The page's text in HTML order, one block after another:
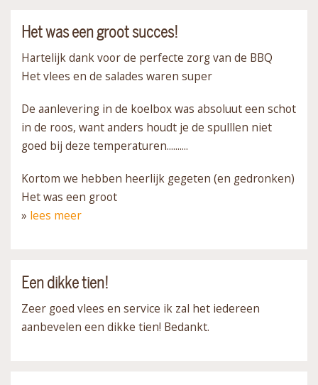
Het was een groot succes!
Hartelijk dank voor de perfecte zorg van de BBQ
Het vlees en de salades waren super
De aanlevering in de koelbox was absoluut een schot
in de roos, want anders houdt je de spulllen niet
goed bij deze temperaturen..........
Kortom we hebben heerlijk gegeten (en gedronken)
Het was een groot
» lees meer
Een dikke tien!
Zeer goed vlees en service ik zal het iedereen
aanbevelen een dikke tien! Bedankt.